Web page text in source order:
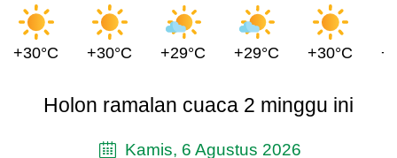
+30°C +30°C +29°C +29°C +30°C
Holon ramalan cuaca 2 minggu ini
Kamis, 6 Agustus 2026